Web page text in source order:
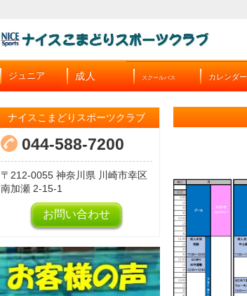
ジュニア 成人 スクールバス カレンダー
ナイスこまどりスポーツクラブ
044-588-7200
212-0055 神奈川県 川崎市幸区
南加瀬 2-15-1
お問い合わせ